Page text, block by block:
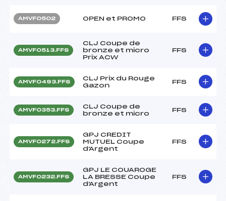
AMVF0502 OPEN et PROMO FFS
AMVF0513.FFS
CLJ Coupe de
bronze et micro
Prix ACW
FFS
AMVF0493.FFS
CLJ Prix du Rouge
Gazon
FFS
AMVF0353.FFS
CLJ Coupe de
bronze et micro
FFS
AMVF0272.FFS
GPJ CREDIT
MUTUEL Coupe
d'Argent
FFS
AMVF0232.FFS
GPJ LE COUAROGE
LA BRESSE Coupe
d'Argent
FFS